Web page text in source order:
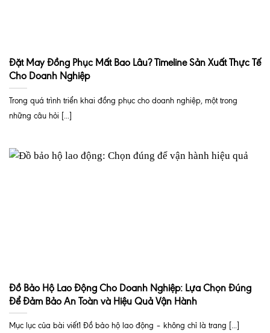
Đặt May Đồng Phục Mất Bao Lâu? Timeline Sản Xuất Thực Tế
Cho Doanh Nghiệp
Trong quá trình triển khai đồng phục cho doanh nghiệp, một trong
những câu hỏi [...]
Đồ Bảo Hộ Lao Động Cho Doanh Nghiệp: Lựa Chọn Đúng
Để Đảm Bảo An Toàn và Hiệu Quả Vận Hành
Mục lục của bài viết1 Đồ bảo hộ lao động – không chỉ là trang [...]